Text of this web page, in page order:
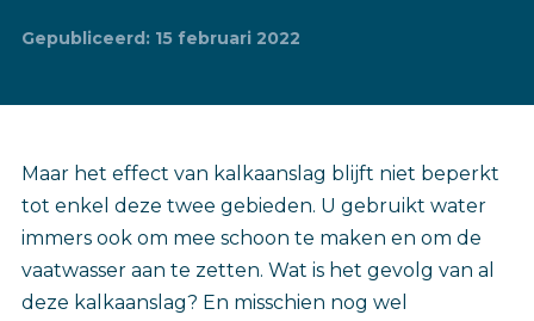
Gepubliceerd: 15 februari 2022
Maar het effect van kalkaanslag blijft niet beperkt
tot enkel deze twee gebieden. U gebruikt water
immers ook om mee schoon te maken en om de
vaatwasser aan te zetten. Wat is het gevolg van al
deze kalkaanslag? En misschien nog wel